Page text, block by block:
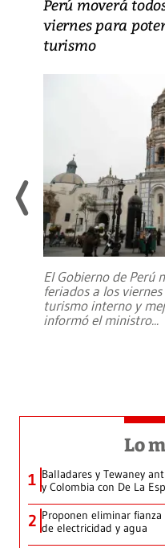
Perú moverá
viernes para
turismo
El Gobierno de Perú
feriados a los
turismo interno y
informó el ministro...
Lo
1 Balladares y Tewaney
y Colombia con De La
2 Proponen eliminar
de electricidad y agua